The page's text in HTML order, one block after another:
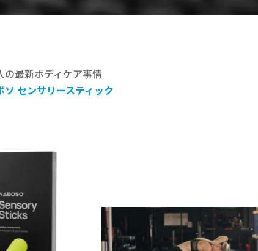
の最新ボディケア事情
ソ センサリースティック